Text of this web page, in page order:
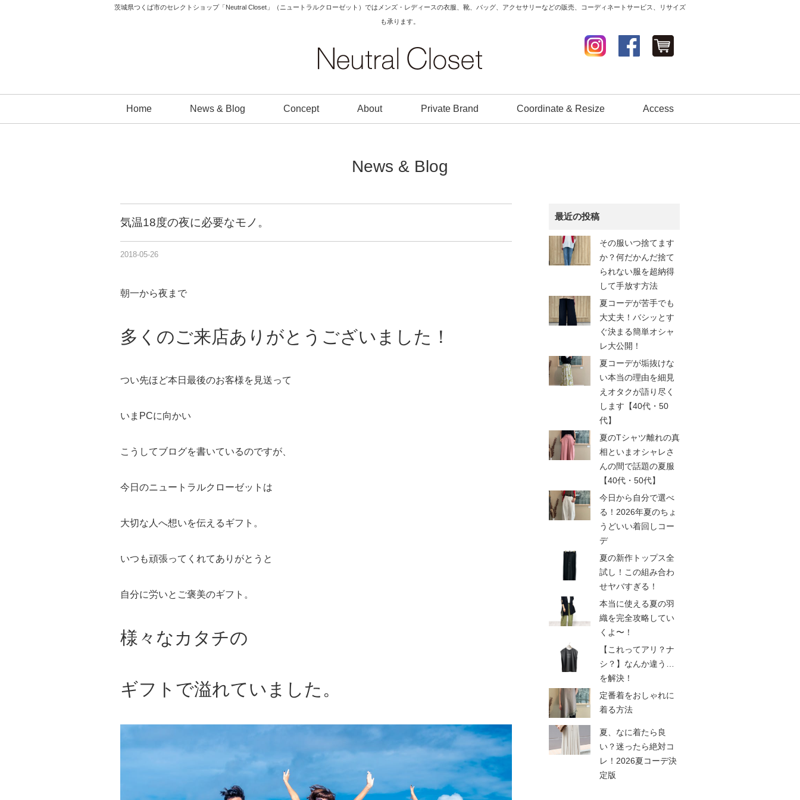
茨城県つくば市のセレクトショップ「Neutral Closet」（ニュートラルクローゼット）ではメンズ・レディースの衣服、靴、バッグ、アクセサリーなどの販売、コーディネートサービス、リサイズ
も承ります。
コ
ン
ッ
Home News & Blog Concept About Private Brand Coordinate & Resize Access
News & Blog
気温18度の夜に必要なモノ。
2018-05-26
朝一から夜まで
多くのご来店ありがとうございました！
つい先ほど本日最後のお客様を見送って
いまPCに向かい
こうしてブログを書いているのですが、
今日のニュートラルクローゼットは
大切な人へ想いを伝えるギフト。
いつも頑張ってくれてありがとうと
自分に労いとご褒美のギフト。
様々なカタチの
ギフトで溢れていました。
最近の投稿
その服いつ捨てます
か？何だかんだ捨て
られない服を超納得
して手放す方法
夏コーデが苦手でも
大丈夫！バシッとす
ぐ決まる簡単オシャ
レ大公開！
夏コーデが垢抜けな
い本当の理由を細見
えオタクが語り尽く
します【40代・50
代】
夏のTシャツ離れの真
相といまオシャレさ
んの間で話題の夏服
【40代・50代】
今日から自分で選べ
る！2026年夏のちょ
うどいい着回しコー
デ
夏の新作トップス全
試し！この組み合わ
せヤバすぎる！
本当に使える夏の羽
織を完全攻略してい
くよ〜！
【これってアリ？ナ
シ？】なんか違う…
を解決！
定番着をおしゃれに
着る方法
夏、なに着たら良
い？迷ったら絶対コ
レ！2026夏コーデ決
定版